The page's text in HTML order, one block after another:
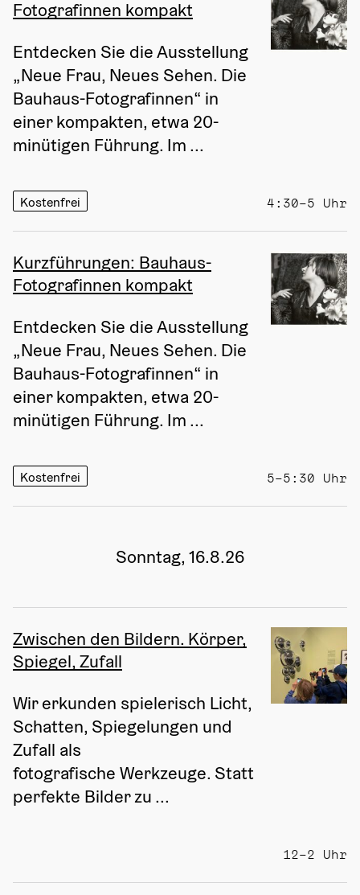
Fotografinnen kompakt
Entdecken Sie die Ausstellung
„Neue Frau, Neues Sehen. Die
Bauhaus-Fotografinnen“ in
einer kompakten, etwa 20-
minütigen Führung. Im ...
Kostenfrei 4:30–5 Uhr
Kurzführungen: Bauhaus-
Fotografinnen kompakt
Entdecken Sie die Ausstellung
„Neue Frau, Neues Sehen. Die
Bauhaus-Fotografinnen“ in
einer kompakten, etwa 20-
minütigen Führung. Im ...
Kostenfrei 5–5:30 Uhr
Sonntag, 16.8.26
Zwischen den Bildern. Körper,
Spiegel, Zufall
Wir erkunden spielerisch Licht,
Schatten, Spiegelungen und
Zufall als
fotografische Werkzeuge. Statt
perfekte Bilder zu ...
12–2 Uhr